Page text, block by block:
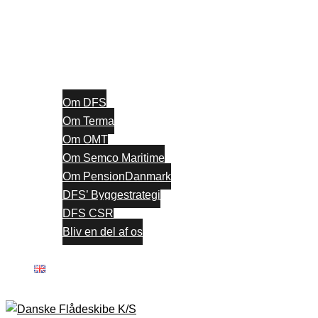
Om DFS
Om Terma
Om OMT
Om Semco Maritime
Om PensionDanmark
DFS’ Byggestrategi
DFS CSR
Bliv en del af os